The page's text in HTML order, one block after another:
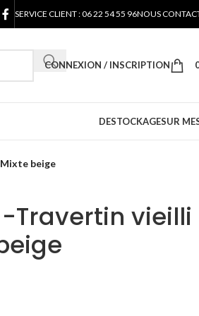
SERVICE CLIENT : 06 22 54 55 96NOUS
CONNEXION / INSCRIPTION
DESTOCKAGESUR
beige
Travertin vieilli